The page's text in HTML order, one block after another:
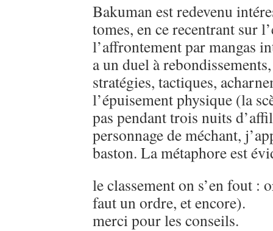
Bakuman est redevenu
tomes, en ce recentrant sur
l’affrontement par mangas
a un duel à
stratégies, tactiques,
l’épuisement physique (la
pas pendant trois nuits
personnage de méchant,
baston. La métaphore est
le classement on s’en fout :
faut un ordre, et encore).
merci pour les conseils.